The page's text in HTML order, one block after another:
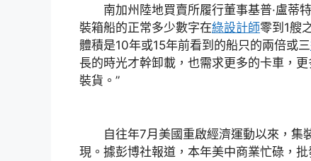
南加州陸地買賣所履行董事基普·盧蒂
裝箱船的正常多少數字在綠設計師零到1艘
體積是10年或15年前看到的船只的兩倍或三
長的時光才幹卸載，也需求更多的卡車，
裝貨。”
自往年7月美國重啟經濟運動以來，集
現。據彭博社報道，本年美中商業忙碌，